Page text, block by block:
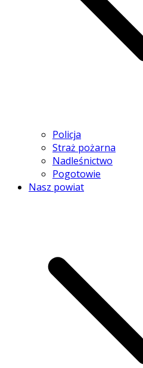
Policja
Straż pożarna
Nadleśnictwo
Pogotowie
Nasz powiat